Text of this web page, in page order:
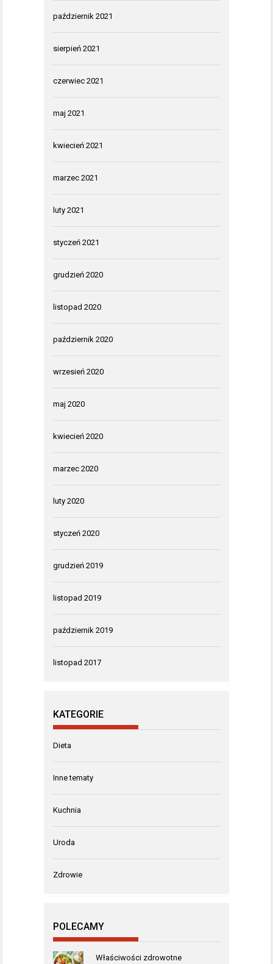
październik 2021
sierpień 2021
czerwiec 2021
maj 2021
kwiecień 2021
marzec 2021
luty 2021
styczeń 2021
grudzień 2020
listopad 2020
październik 2020
wrzesień 2020
maj 2020
kwiecień 2020
marzec 2020
luty 2020
styczeń 2020
grudzień 2019
listopad 2019
październik 2019
listopad 2017
KATEGORIE
Dieta
Inne tematy
Kuchnia
Uroda
Zdrowie
POLECAMY
Właściwości zdrowotne